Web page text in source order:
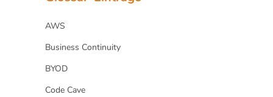
AWS
Business Continuity
BYOD
Code Cave